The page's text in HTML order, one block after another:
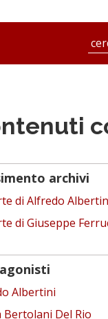
archivi
di Alfredo
di Giuseppe
Albertini
Bertolani Del Rio